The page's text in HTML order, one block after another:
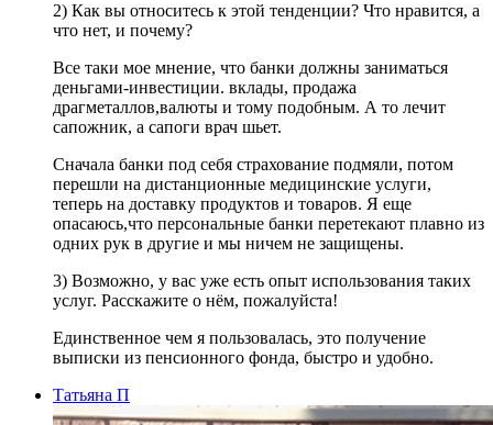
2) Как вы относитесь к этой тенденции? Что нравится, а
что нет, и почему?
Все таки мое мнение, что банки должны заниматься
деньгами-инвестиции. вклады, продажа
драгметаллов,валюты и тому подобным. А то лечит
сапожник, а сапоги врач шьет.
Сначала банки под себя страхование подмяли, потом
перешли на дистанционные медицинские услуги,
теперь на доставку продуктов и товаров. Я еще
опасаюсь,что персональные банки перетекают плавно из
одних рук в другие и мы ничем не защищены.
3) Возможно, у вас уже есть опыт использования таких
услуг. Расскажите о нём, пожалуйста!
Единственное чем я пользовалась, это получение
выписки из пенсионного фонда, быстро и удобно.
Татьяна П